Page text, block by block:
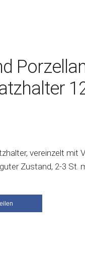
vereinzelt mit
Zustand, 2-3 St.